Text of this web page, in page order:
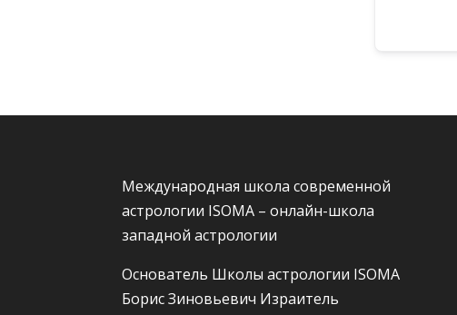
Международная школа современной
астрологии ISOMA – онлайн-школа
западной астрологии
Основатель Школы астрологии ISOMA
Борис Зиновьевич Израитель